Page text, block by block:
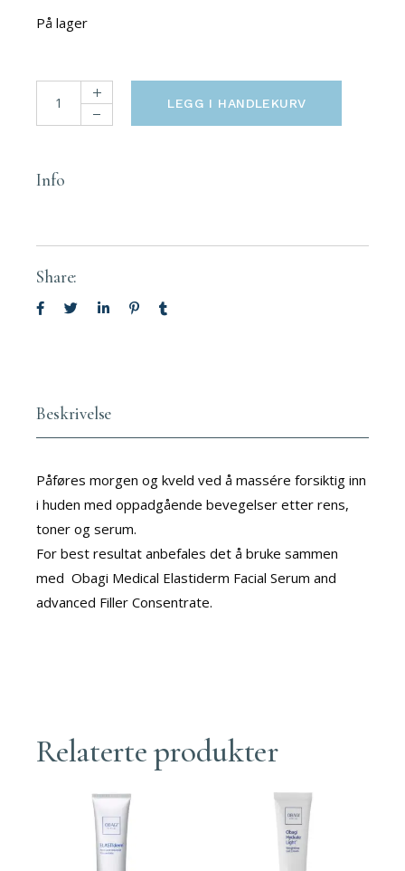
På lager
Obagi ELASTIderm Lift Up & Sculpt Facial Moisturizer
LEGG I HANDLEKURV
Info
Share:
Beskrivelse
Påføres morgen og kveld ved å massére forsiktig inn
i huden med oppadgående bevegelser etter rens,
toner og serum.
For best resultat anbefales det å bruke sammen
med Obagi Medical Elastiderm Facial Serum and
advanced Filler Consentrate.
Relaterte produkter